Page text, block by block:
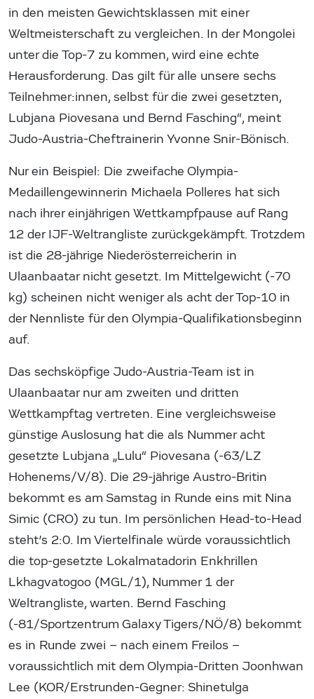
in den meisten Gewichtsklassen mit einer
Weltmeisterschaft zu vergleichen. In der Mongolei
unter die Top-7 zu kommen, wird eine echte
Herausforderung. Das gilt für alle unsere sechs
Teilnehmer:innen, selbst für die zwei gesetzten,
Lubjana Piovesana und Bernd Fasching“, meint
Judo-Austria-Cheftrainerin Yvonne Snir-Bönisch.
Nur ein Beispiel: Die zweifache Olympia-
Medaillengewinnerin Michaela Polleres hat sich
nach ihrer einjährigen Wettkampfpause auf Rang
12 der IJF-Weltrangliste zurückgekämpft. Trotzdem
ist die 28-jährige Niederösterreicherin in
Ulaanbaatar nicht gesetzt. Im Mittelgewicht (-70
kg) scheinen nicht weniger als acht der Top-10 in
der Nennliste für den Olympia-Qualifikationsbeginn
auf.
Das sechsköpfige Judo-Austria-Team ist in
Ulaanbaatar nur am zweiten und dritten
Wettkampftag vertreten. Eine vergleichsweise
günstige Auslosung hat die als Nummer acht
gesetzte Lubjana „Lulu“ Piovesana (-63/LZ
Hohenems/V/8). Die 29-jährige Austro-Britin
bekommt es am Samstag in Runde eins mit Nina
Simic (CRO) zu tun. Im persönlichen Head-to-Head
steht’s 2:0. Im Viertelfinale würde voraussichtlich
die top-gesetzte Lokalmatadorin Enkhrillen
Lkhagvatogoo (MGL/1), Nummer 1 der
Weltrangliste, warten. Bernd Fasching
(-81/Sportzentrum Galaxy Tigers/NÖ/8) bekommt
es in Runde zwei – nach einem Freilos –
voraussichtlich mit dem Olympia-Dritten Joonhwan
Lee (KOR/Erstrunden-Gegner: Shinetulga